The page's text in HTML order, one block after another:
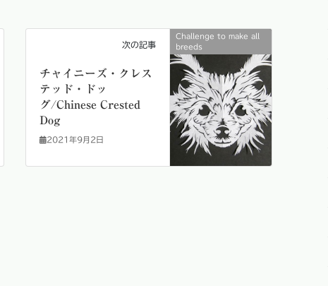
Challenge to make all
breeds
次の記事
チャイニーズ・クレス
テッド・ドッ
グ/Chinese Crested
Dog
2021年9月2日